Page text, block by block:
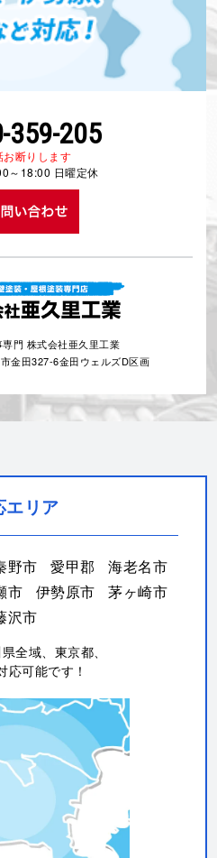
359-205
お断りします
～18:00 日曜定休
門 株式会社亜久里工業
金田327-6金田ウェルズD区画
エリア
野市 愛甲郡
海老名市
市 伊勢原市
茅ヶ崎市
沢市
全域、東京都、
応可能です！